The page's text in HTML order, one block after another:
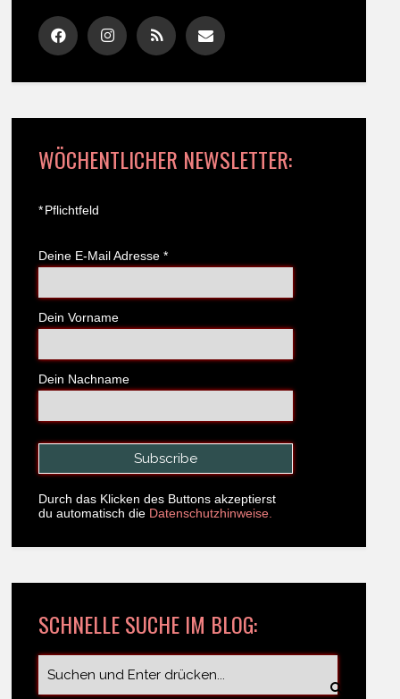
WÖCHENTLICHER NEWSLETTER:
*Pflichtfeld
Deine E-Mail Adresse *
Dein Vorname
Dein Nachname
Durch das Klicken des Buttons akzeptierst
du automatisch die Datenschutzhinweise.
SCHNELLE SUCHE IM BLOG: